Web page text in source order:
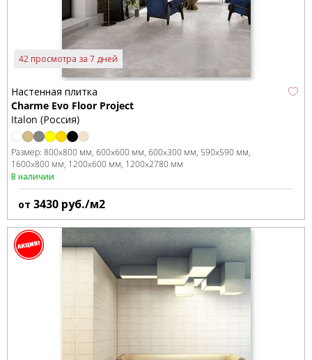
42 просмотра за 7 дней
Настенная плитка
Charme Evo Floor Project
Italon (Россия)
Размер: 800x800 мм 600x600 мм 600x300 мм 590x590 мм
1600x800 мм 1200x600 мм 1200x2780 мм
В наличии
от 3430 руб./м2